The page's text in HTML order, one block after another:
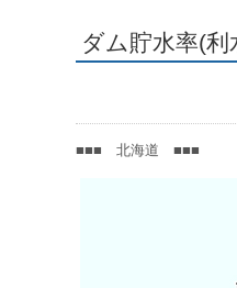
ダム貯水率(
■■■ 北海道 ■■■